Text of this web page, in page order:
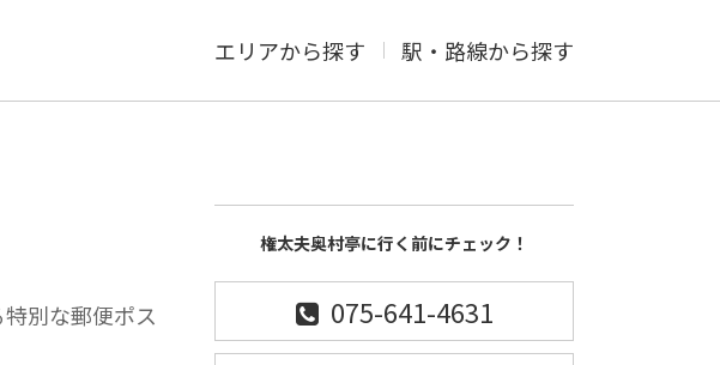
エリアから探す 駅・路線から探す
別な郵便ポス
権太夫奥村亭に行く前にチェック！
075-641-4631